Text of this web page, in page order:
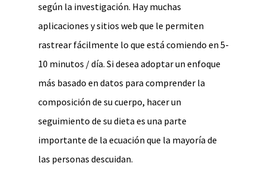
según la investigación. Hay muchas
aplicaciones y sitios web que le permiten
rastrear fácilmente lo que está comiendo en 5-
10 minutos / día. Si desea adoptar un enfoque
más basado en datos para comprender la
composición de su cuerpo, hacer un
seguimiento de su dieta es una parte
importante de la ecuación que la mayoría de
las personas descuidan.